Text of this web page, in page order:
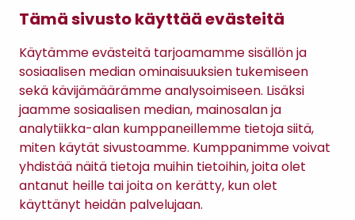
Tämä sivusto käyttää evästeitä
Käytämme evästeitä tarjoamamme sisällön ja
sosiaalisen median ominaisuuksien tukemiseen
sekä kävijämäärämme analysoimiseen. Lisäksi
jaamme sosiaalisen median, mainosalan ja
analytiikka-alan kumppaneillemme tietoja siitä,
miten käytät sivustoamme. Kumppanimme voivat
yhdistää näitä tietoja muihin tietoihin, joita olet
antanut heille tai joita on kerätty, kun olet
käyttänyt heidän palvelujaan.
Gomee Ratsula Café
Sopimusehdot
Tietosuojaseloste
Maksutavat